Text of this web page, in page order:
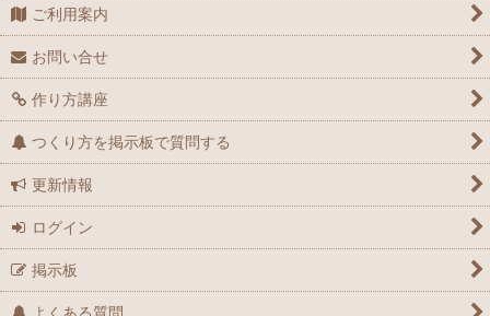
ご利用案内
お問い合せ
作り方講座
つくり方を掲示板で質問する
更新情報
ログイン
掲示板